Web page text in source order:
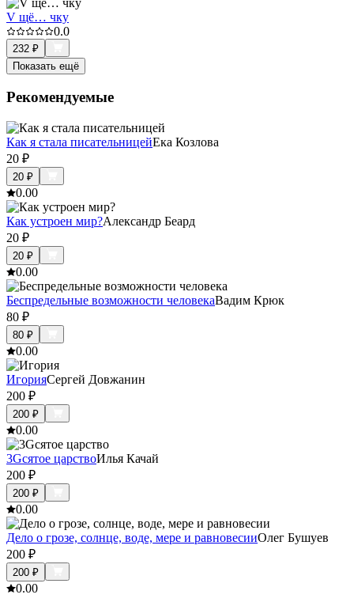
V щё… чку
0.0
232 ₽
Показать ещё
Рекомендуемые
Как я стала писательницейЕка Козлова
20 ₽
20 ₽
0.00
Как устроен мир?Александр Беард
20 ₽
20 ₽
0.00
Беспредельные возможности человекаВадим Крюк
80 ₽
80 ₽
0.00
ИгорияСергей Довжанин
200 ₽
200 ₽
0.00
3Gсятое царствоИлья Качай
200 ₽
200 ₽
0.00
Дело о грозе, солнце, воде, мере и равновесииОлег Бушуев
200 ₽
200 ₽
0.00